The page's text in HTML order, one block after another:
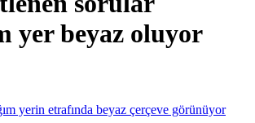
yer beyaz oluyor
yerin etrafında beyaz çerçeve görünüyor